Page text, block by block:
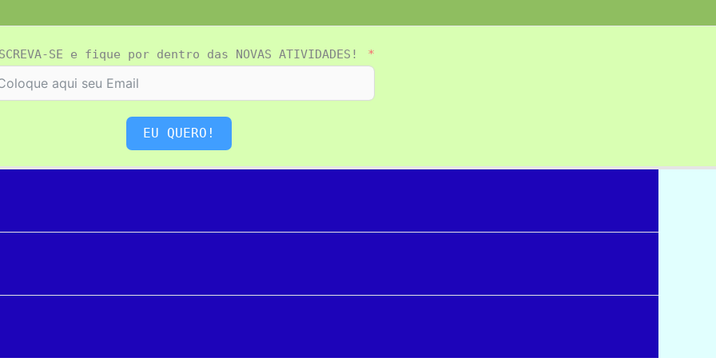
SE e fique por dentro das NOVAS ATIVIDADES!
EU QUERO!